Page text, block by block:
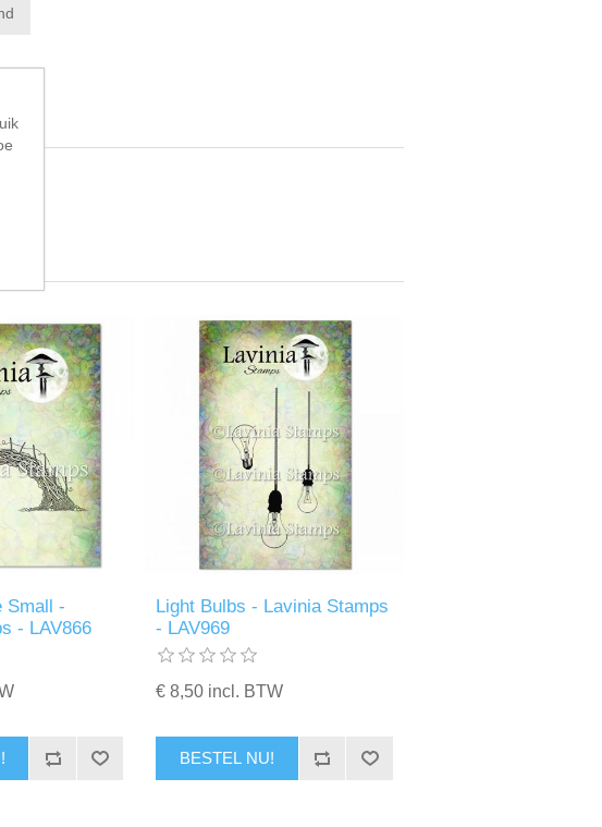
Small -
- LAV866
Light Bulbs - Lavinia Stamps
- LAV969
€ 8,50 incl. BTW
BESTEL NU!